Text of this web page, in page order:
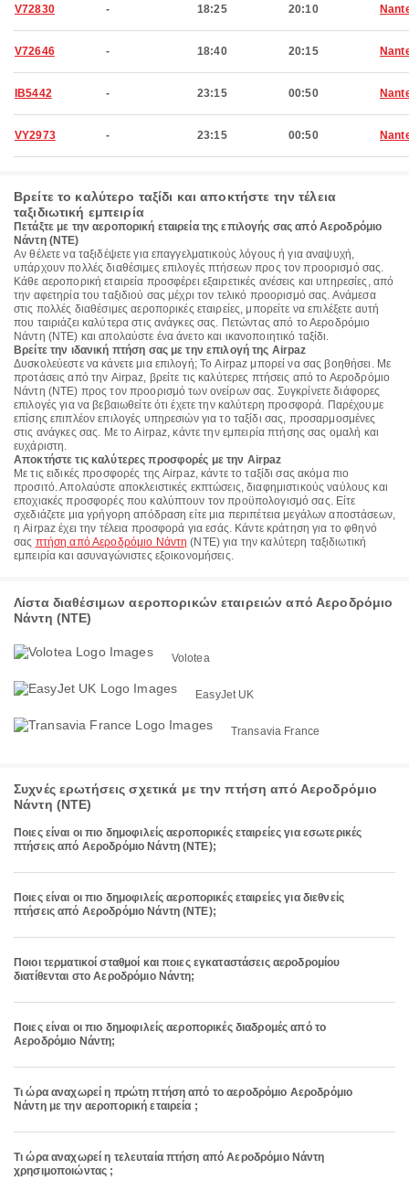
V72830 - 18:25 20:10
V72646 - 18:40 20:15
IB5442 - 23:15 00:50
VY2973 - 23:15 00:50
Βρείτε το καλύτερο ταξίδι και αποκτήστε την τέλεια
ταξιδιωτική εμπειρία
Πετάξτε με την αεροπορική εταιρεία της επιλογής σας από Αεροδρόμιο
Νάντη (NTE)
Αν θέλετε να ταξιδέψετε για επαγγελματικούς λόγους ή για αναψυχή,
υπάρχουν πολλές διαθέσιμες επιλογές πτήσεων προς τον προορισμό σας.
Κάθε αεροπορική εταιρεία προσφέρει εξαιρετικές ανέσεις και υπηρεσίες, από
την αφετηρία του ταξιδιού σας μέχρι τον τελικό προορισμό σας. Ανάμεσα
στις πολλές διαθέσιμες αεροπορικές εταιρείες, μπορείτε να επιλέξετε αυτή
που ταιριάζει καλύτερα στις ανάγκες σας. Πετώντας από το Αεροδρόμιο
Νάντη (NTE) και απολαύστε ένα άνετο και ικανοποιητικό ταξίδι.
Βρείτε την ιδανική πτήση σας με την επιλογή της Airpaz
Δυσκολεύεστε να κάνετε μια επιλογή; Το Airpaz μπορεί να σας βοηθήσει. Με
προτάσεις από την Airpaz, βρείτε τις καλύτερες πτήσεις από το Αεροδρόμιο
Νάντη (NTE) προς τον προορισμό των ονείρων σας. Συγκρίνετε διάφορες
επιλογές για να βεβαιωθείτε ότι έχετε την καλύτερη προσφορά. Παρέχουμε
επίσης επιπλέον επιλογές υπηρεσιών για το ταξίδι σας, προσαρμοσμένες
στις ανάγκες σας. Με το Airpaz, κάντε την εμπειρία πτήσης σας ομαλή και
ευχάριστη.
Αποκτήστε τις καλύτερες προσφορές με την Airpaz
Με τις ειδικές προσφορές της Airpaz, κάντε το ταξίδι σας ακόμα πιο
προσιτό. Απολαύστε αποκλειστικές εκπτώσεις, διαφημιστικούς ναύλους και
εποχιακές προσφορές που καλύπτουν τον προϋπολογισμό σας. Είτε
σχεδιάζετε μια γρήγορη απόδραση είτε μια περιπέτεια μεγάλων αποστάσεων,
η Airpaz έχει την τέλεια προσφορά για εσάς. Κάντε κράτηση για το φθηνό
σας πτήση από Αεροδρόμιο Νάντη (NTE) για την καλύτερη ταξιδιωτική
εμπειρία και ασυναγώνιστες εξοικονομήσεις.
Λίστα διαθέσιμων αεροπορικών εταιρειών από Αεροδρόμιο
Νάντη (NTE)
Volotea
EasyJet UK
Transavia France
Συχνές ερωτήσεις σχετικά με την πτήση από Αεροδρόμιο
Νάντη (NTE)
Ποιες είναι οι πιο δημοφιλείς αεροπορικές εταιρείες για εσωτερικές
πτήσεις από Αεροδρόμιο Νάντη (NTE);
Ποιες είναι οι πιο δημοφιλείς αεροπορικές εταιρείες για διεθνείς
πτήσεις από Αεροδρόμιο Νάντη (NTE);
Ποιοι τερματικοί σταθμοί και ποιες εγκαταστάσεις αεροδρομίου
διατίθενται στο Αεροδρόμιο Νάντη;
Ποιες είναι οι πιο δημοφιλείς αεροπορικές διαδρομές από το
Αεροδρόμιο Νάντη;
Τι ώρα αναχωρεί η πρώτη πτήση από το αεροδρόμιο Αεροδρόμιο
Νάντη με την αεροπορική εταιρεία ;
Τι ώρα αναχωρεί η τελευταία πτήση από Αεροδρόμιο Νάντη
χρησιμοποιώντας ;